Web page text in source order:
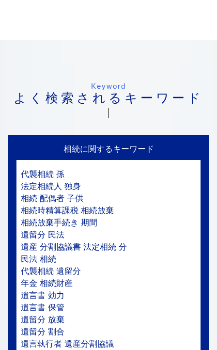
Keyword
よく検索されるキーワード
相続に関するキーワード
代襲相続 孫
法定相続人 独身
相続 配偶者 子供
相続時精算課税 相続放棄
相続放棄手続き 期間
遺留分 民法
遺産 分割協議書 法定相続 分
民法 相続
代襲相続 遺留分
年金 相続財産
遺言書 効力
遺言書 保管
遺留分 放棄
遺留分 割合
遺言執行者 遺産分割協議